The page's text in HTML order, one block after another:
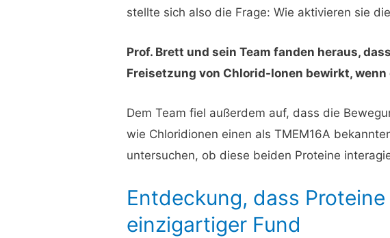
stellte sich also die Frage: Wie aktivieren sie
Prof. Brett und sein Team fanden heraus,
Freisetzung von Chlorid-Ionen bewirkt,
Dem Team fiel außerdem auf, dass die
wie Chloridionen einen als TMEM16A
untersuchen, ob diese beiden Proteine
Entdeckung, dass
einzigartiger Fund